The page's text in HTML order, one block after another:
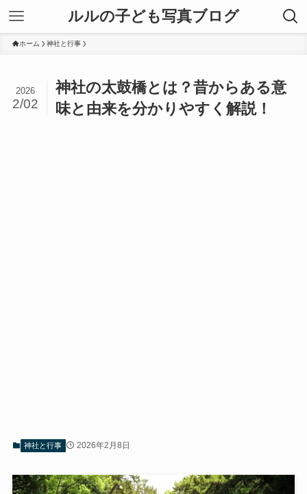
ルルの子ども写真ブログ
ホーム 神社と行事
神社の太鼓橋とは？昔からある意
味と由来を分かりやすく解説！
2026
2/02
神社と行事 2026年2月8日